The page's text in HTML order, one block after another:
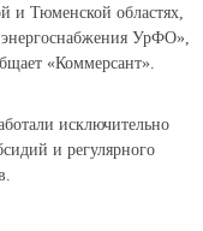
и Тюменской областях,
УрФО»,
«Коммерсант».
исключительно
и регулярного